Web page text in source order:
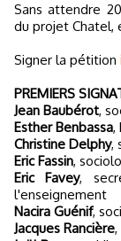
Sans attendre
du projet Chatel,
Signer la pétition
PREMIERS
Jean Baubérot,
Esther Benbassa,
Christine Delphy,
Eric Fassin,
Eric Favey,
l'enseignement
Nacira Guénif,
Jacques Rancière